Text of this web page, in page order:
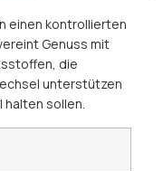
einen kontrollierten
Genuss mit
die
unterstützen
halten sollen.